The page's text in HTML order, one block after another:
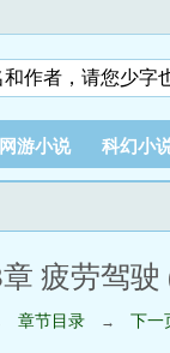
网游小说 科幻小
疲劳驾驶
章节目录 → 下一